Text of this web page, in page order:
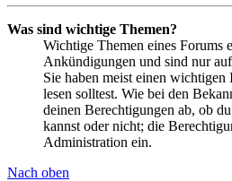
Was sind wichtige Themen?
Wichtige Themen eines Forums
Ankündigungen und sind nur
Sie haben meist einen
lesen solltest. Wie bei den
deinen Berechtigungen ab, ob
kannst oder nicht; die
Administration ein.
Nach oben